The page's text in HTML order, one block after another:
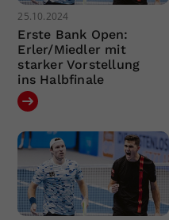
25.10.2024
Erste Bank Open:
Erler/Miedler mit
starker Vorstellung
ins Halbfinale